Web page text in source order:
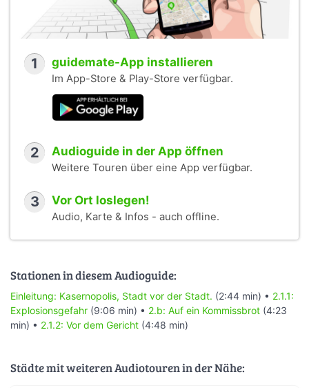
1 guidemate-App installieren
Im App-Store & Play-Store verfügbar.
2 Audioguide in der App öffnen
Weitere Touren über eine App verfügbar.
3 Vor Ort loslegen!
Audio, Karte & Infos - auch offline.
Stationen in diesem Audioguide:
Einleitung: Kasernopolis, Stadt vor der Stadt. (2:44 min) • 2.1.1:
Explosionsgefahr (9:06 min) • 2.b: Auf ein Kommissbrot (4:23
min) • 2.1.2: Vor dem Gericht (4:48 min)
Städte mit weiteren Audiotouren in der Nähe: